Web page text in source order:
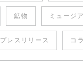
鉱物 ミュージ
プレスリリース コ